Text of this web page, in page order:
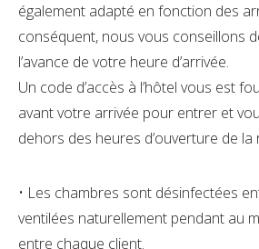
également adapté en fonction des
conséquent, nous vous conseillons
l’avance de votre heure d’arrivée.
Un code d’accès à l’hôtel vous est
avant votre arrivée pour entrer et
dehors des heures d’ouverture de la
• Les chambres sont désinfectées
ventilées naturellement pendant au
entre chaque client.